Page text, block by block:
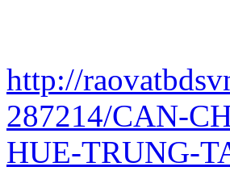
http://
287214/CAN-
HUE-TRUNG-